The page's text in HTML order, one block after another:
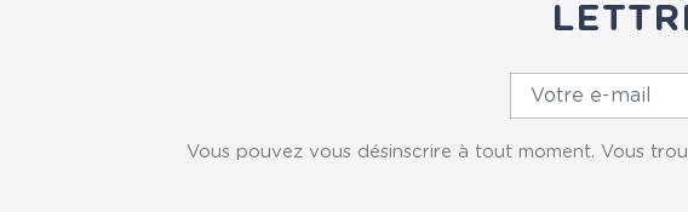
Vous pouvez vous désinscrire à tout moment. Vous